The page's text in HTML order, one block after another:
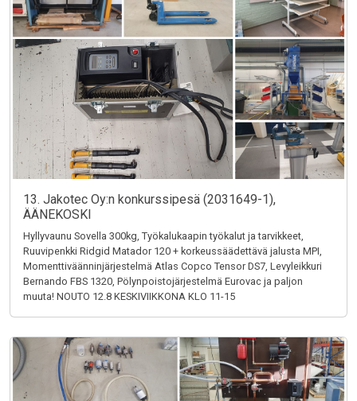
13. Jakotec Oy:n konkurssipesä (2031649-1),
ÄÄNEKOSKI
Hyllyvaunu Sovella 300kg, Työkalukaapin työkalut ja tarvikkeet,
Ruuvipenkki Ridgid Matador 120 + korkeussäädettävä jalusta MPI,
Momenttiväänninjärjestelmä Atlas Copco Tensor DS7, Levyleikkuri
Bernando FBS 1320, Pölynpoistojärjestelmä Eurovac ja paljon
muuta! NOUTO 12.8 KESKIVIIKKONA KLO 11-15